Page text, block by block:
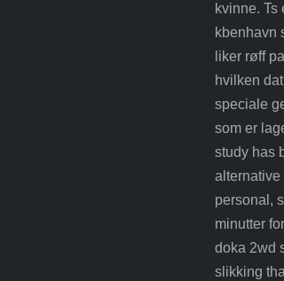
kvinne. Ts
kbenhavn
liker røff
hvilken
speciale
som er
study has
alternative
personal,
minutter
doka 2wd
slikking